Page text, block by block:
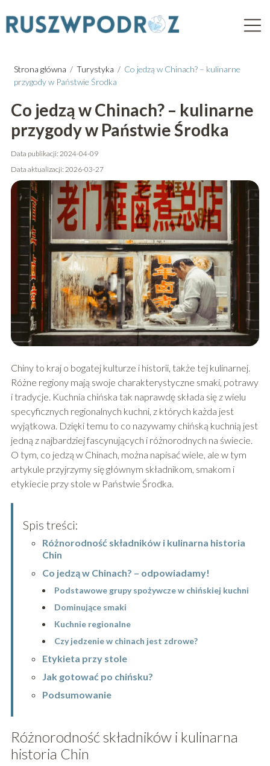
Strona główna / Turystyka / Co jedzą w Chinach? – kulinarne
przygody w Państwie Środka
Co jedzą w Chinach? – kulinarne
przygody w Państwie Środka
Data publikacji: 2024-04-09
Data aktualizacji: 2026-03-27
Chiny to kraj o bogatej kulturze i historii, także tej kulinarnej.
Różne regiony mają swoje charakterystyczne smaki, potrawy
i tradycje. Kuchnia chińska tak naprawdę składa się z wielu
specyficznych regionalnych kuchni, z których każda jest
wyjątkowa. Dzięki temu to co nazywamy chińską kuchnią jest
jedną z najbardziej fascynujących i różnorodnych na świecie.
O tym, co jedzą w Chinach, można napisać wiele, ale w tym
artykule przyjrzymy się głównym składnikom, smakom i
etykiecie przy stole w Państwie Środka.
Spis treści:
Różnorodność składników i kulinarna historia
Chin
Co jedzą w Chinach? – odpowiadamy!
Podstawowe grupy spożywcze w chińskiej kuchni
Dominujące smaki
Kuchnie regionalne
Czy jedzenie w chinach jest zdrowe?
Etykieta przy stole
Jak gotować po chińsku?
Podsumowanie
Różnorodność składników i kulinarna
historia Chin